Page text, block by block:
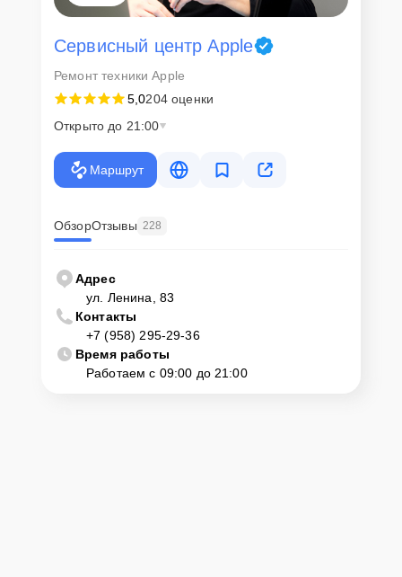
Сервисный центр Apple
Ремонт техники Apple
5,0204 оценки
Открыто до 21:00
Маршрут
ОбзорОтзывы 228
Адрес
ул. Ленина, 83
Контакты
+7 (958) 295-29-36
Время работы
Работаем с 09:00 до 21:00